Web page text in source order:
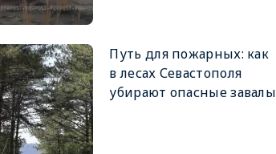
Путь для пожарных: как
в лесах Севастополя
убирают опасные завалы